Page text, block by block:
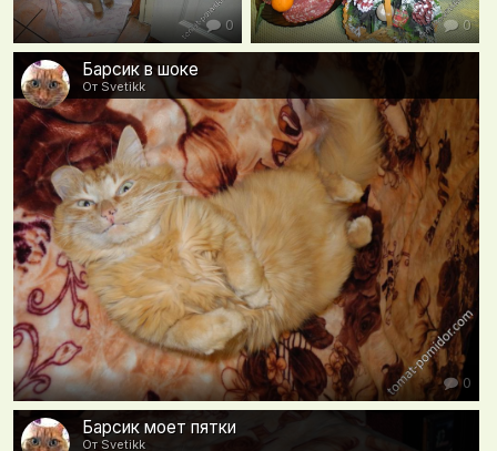
0 0
Барсик в шоке
От Svetikk
0
Барсик моет пятки
От Svetikk